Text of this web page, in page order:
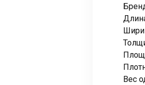
Вес